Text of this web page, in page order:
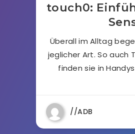
touch0:
Überall im Alltag
jeglicher Art. So auch
finden sie in
//ADB